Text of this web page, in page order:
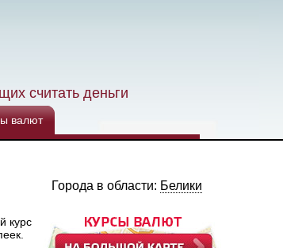
считать деньги
валют
Города в области: Белики
курс